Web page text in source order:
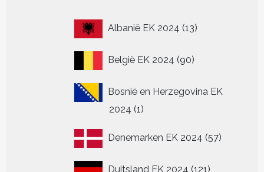
Albanië EK 2024 1313
België EK 2024 9090
Bosnië en Herzegovina EK
2024 11
Denemarken EK 2024 5757
Duitsland EK 2024 121121